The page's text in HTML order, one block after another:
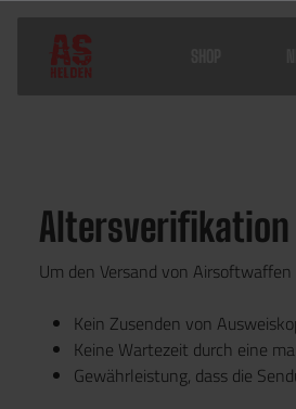
Altersverifikation
Um den Versand von
Kein Zusenden von
Keine Wartezeit durch eine
Gewährleistung, dass die